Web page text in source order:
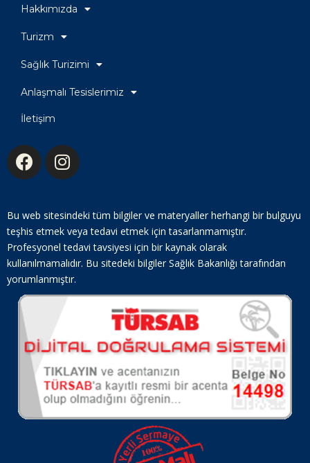
Hakkımızda
Turizm
Sağlık Turizimi
Anlaşmalı Tesislerimiz
İletişim
Bu web sitesindeki tüm bilgiler ve materyaller herhangi bir bulguyu
teşhis etmek veya tedavi etmek için tasarlanmamıştır.
Profesyonel tedavi tavsiyesi için bir kaynak olarak
kullanılmamalıdır. Bu sitedeki bilgiler Sağlık Bakanlığı tarafından
yorumlanmıştır.